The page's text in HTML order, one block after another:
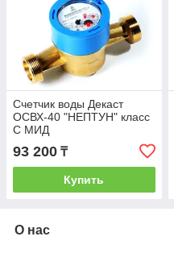
Счетчик воды Декаст
ОСВХ-40 "НЕПТУН" класс
С МИД
93 200 ₸
Купить
О нас